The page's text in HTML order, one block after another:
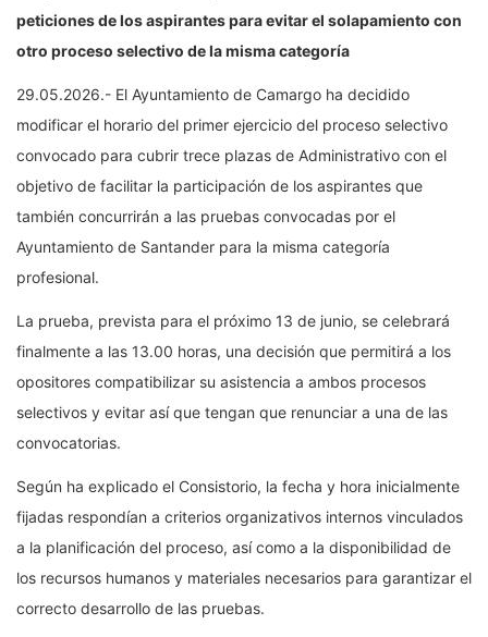
peticiones de los aspirantes para evitar el solapamiento con
otro proceso selectivo de la misma categoría
29.05.2026.- El Ayuntamiento de Camargo ha decidido
modificar el horario del primer ejercicio del proceso selectivo
convocado para cubrir trece plazas de Administrativo con el
objetivo de facilitar la participación de los aspirantes que
también concurrirán a las pruebas convocadas por el
Ayuntamiento de Santander para la misma categoría
profesional.
La prueba, prevista para el próximo 13 de junio, se celebrará
finalmente a las 13.00 horas, una decisión que permitirá a los
opositores compatibilizar su asistencia a ambos procesos
selectivos y evitar así que tengan que renunciar a una de las
convocatorias.
Según ha explicado el Consistorio, la fecha y hora inicialmente
fijadas respondían a criterios organizativos internos vinculados
a la planificación del proceso, así como a la disponibilidad de
los recursos humanos y materiales necesarios para garantizar el
correcto desarrollo de las pruebas.